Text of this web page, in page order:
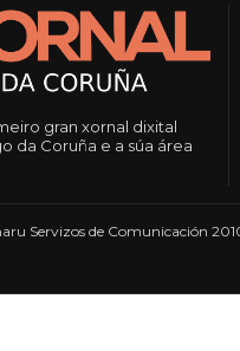
gran xornal dixital
da Coruña e a súa área
Servizos de Comunicación